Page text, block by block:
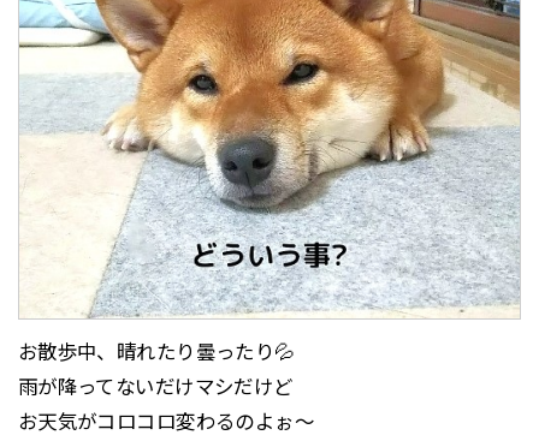
お散歩中、晴れたり曇ったり💦
雨が降ってないだけマシだけど
お天気がコロコロ変わるのよぉ～